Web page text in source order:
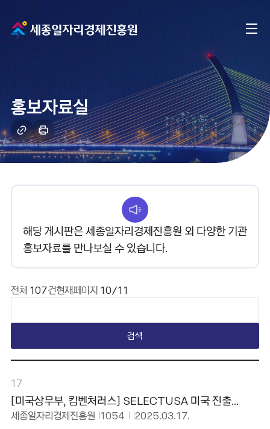
메
로
이
동
체
메
뉴
홍보자료실
링
크
복
인
쇄
하
해당 게시판은 세종일자리경제진흥원 외 다양한 기관
홍보자료를 만나보실 수 있습니다.
전체 107건현재페이지 10/11
검색
17
[미국상무부, 킴벤처러스] SELECTUSA 미국 진출
프로그램 온라인설명회 개최
세종일자리경제진흥원 1054 2025.03.17.